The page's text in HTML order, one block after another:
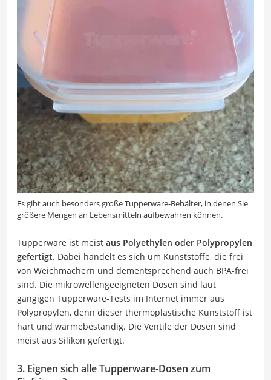
Es gibt auch besonders große Tupperware-Behälter, in denen Sie
größere Mengen an Lebensmitteln aufbewahren können.
Tupperware ist meist aus Polyethylen oder Polypropylen
gefertigt. Dabei handelt es sich um Kunststoffe, die frei
von Weichmachern und dementsprechend auch BPA-frei
sind. Die mikrowellengeeigneten Dosen sind laut
gängigen Tupperware-Tests im Internet immer aus
Polypropylen, denn dieser thermoplastische Kunststoff ist
hart und wärmebeständig. Die Ventile der Dosen sind
meist aus Silikon gefertigt.
3. Eignen sich alle Tupperware-Dosen zum